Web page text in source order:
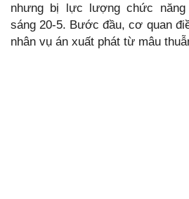
nhưng bị lực lượng chức năng
sáng 20-5. Bước đầu, cơ quan
nhân vụ án xuất phát từ mâu